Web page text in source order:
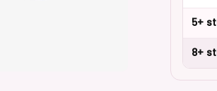
5+
8+